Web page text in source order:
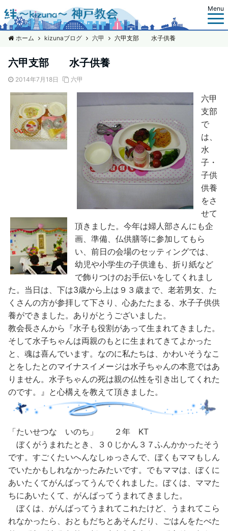
Menu
ホーム kizunaブログ 六甲 六甲支部 水子供養
六甲支部 水子供養
2014年7月18日 六甲
六甲
支部
で
は、
水
子・
子供
供養
をさ
せて
頂きました。今年は婦人部さんにも企
画、準備、仏供膳等に参加してもら
い、前日の会場のセッティングでは、
幼児や小学生の子供達も、折り紙など
で飾りつけのお手伝いをしてくれまし
た。当日は、下は3歳から上は９３歳まで、老若男女、た
くさんの方が参拝して下さり、心あたたまる、水子子供供
養ができました。ありがとうございました。
教会長さんから『水子も役割があって生まれてきました。
そして水子ちゃんは両親のもとに生まれてきてよかった
と、魂は喜んでいます。なのに私たちは、かわいそうなこ
とをしたとのマイナスイメージは水子ちゃんの本意ではあ
りません。水子ちゃんの死は親の仏性を引き出してくれた
のです。』と心構えを教えて頂きました。
「たいせつな いのち」 ２年 KT
ぼくがうまれたとき、３０じかん３７ふんかかったそう
です。すごくたいへんなしゅっさんで、ぼくもママもしん
でいたかもしれなかったみたいです。でもママは、ぼくに
あいたくてがんばってうんでくれました。ぼくは、ママた
ちにあいたくて、がんばってうまれてきました。
ぼくは、がんばってうまれてこれたけど、うまれてこら
れなかったら、おともだちとあそんだり、ごはんをたべた